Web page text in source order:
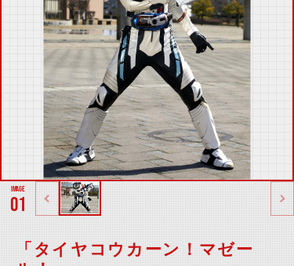
01
「タイヤコウカーン！マゼー